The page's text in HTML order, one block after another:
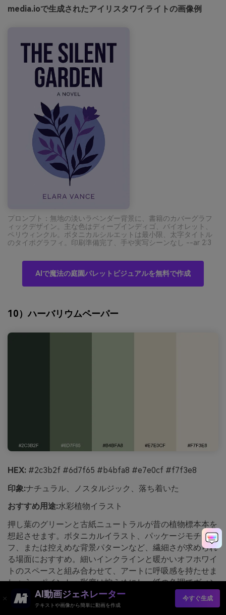
media.ioで生成されたアイリスタワイライトの画像例
プロンプト：無地の淡いラベンダー背景に、書籍のカバーグラフ
ィックデザイン。主な色はディープインディゴ、バイオレット、
ペリウィンクル。ボタニカルシルエットは最小限、太字タイトル
のタイポグラフィ。印刷準備完了、手や実写シーンなし --ar 2:3
AIで魔法の庭園パレットビジュアルを無料で作成
10）ハーバリウムペーパー
HEX: #2c3b2f #6d7f65 #b4bfa8 #e7e0cf #f7f3e8
印象:ナチュラル、ノスタルジック、落ち着いた
おすすめ用途:水彩植物イラスト
押し葉のグリーンと古紙ニュートラルが昔の植物標本本を
想起させます。ボタニカルイラスト、パッケージモチー
フ、または控えめな背景パターンなど、繊細さが求められ
る場面におすすめ。細いインクラインと暖かいオフホワイ
トのスペースと組み合わせて、アートに呼吸感を持たせま
しょう。ポイント：彩度は控えめにし、紙の色調でヴィン
テージ感を演出しましょう。
AI動画ジェネレーター
テキストや画像から簡単に動画を作成
今すぐ生成